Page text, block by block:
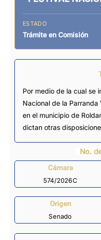
ESTADO
Trámite en Comisión
Por medio de la cual se
Nacional de la Parranda
en el municipio de
dictan otras
No.
Cámara
574/2026C
Origen
Senado